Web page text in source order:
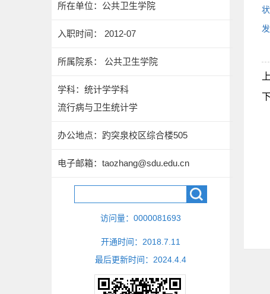
所在单位：公共卫生学院
入职时间： 2012-07
所属院系： 公共卫生学院
学科：统计学学科
流行病与卫生统计学
办公地点：趵突泉校区综合楼505
电子邮箱： taozhang@sdu.edu.cn
访问量： 0000081693
开通时间： 2018 7 11
最后更新时间： 2024 4 4
状